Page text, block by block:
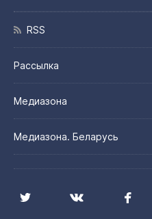
RSS
Рассылка
Медиазона
Медиазона. Беларусь